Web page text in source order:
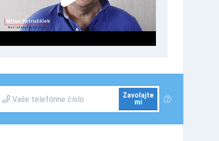
Zavolajte
mi